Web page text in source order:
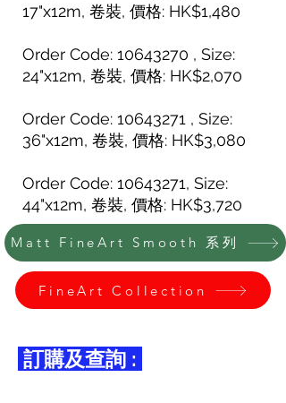
17"x12m, 卷裝, 價格: HK$1,480
Order Code: 10643270 , Size:
24"x12m, 卷裝, 價格: HK$2,070
Order Code: 10643271 , Size:
36"x12m, 卷裝, 價格: HK$3,080
Order Code: 10643271, Size:
44"x12m, 卷裝, 價格: HK$3,720
Matt FineArt Smooth 系列
FineArt Collection
訂購及查詢 :